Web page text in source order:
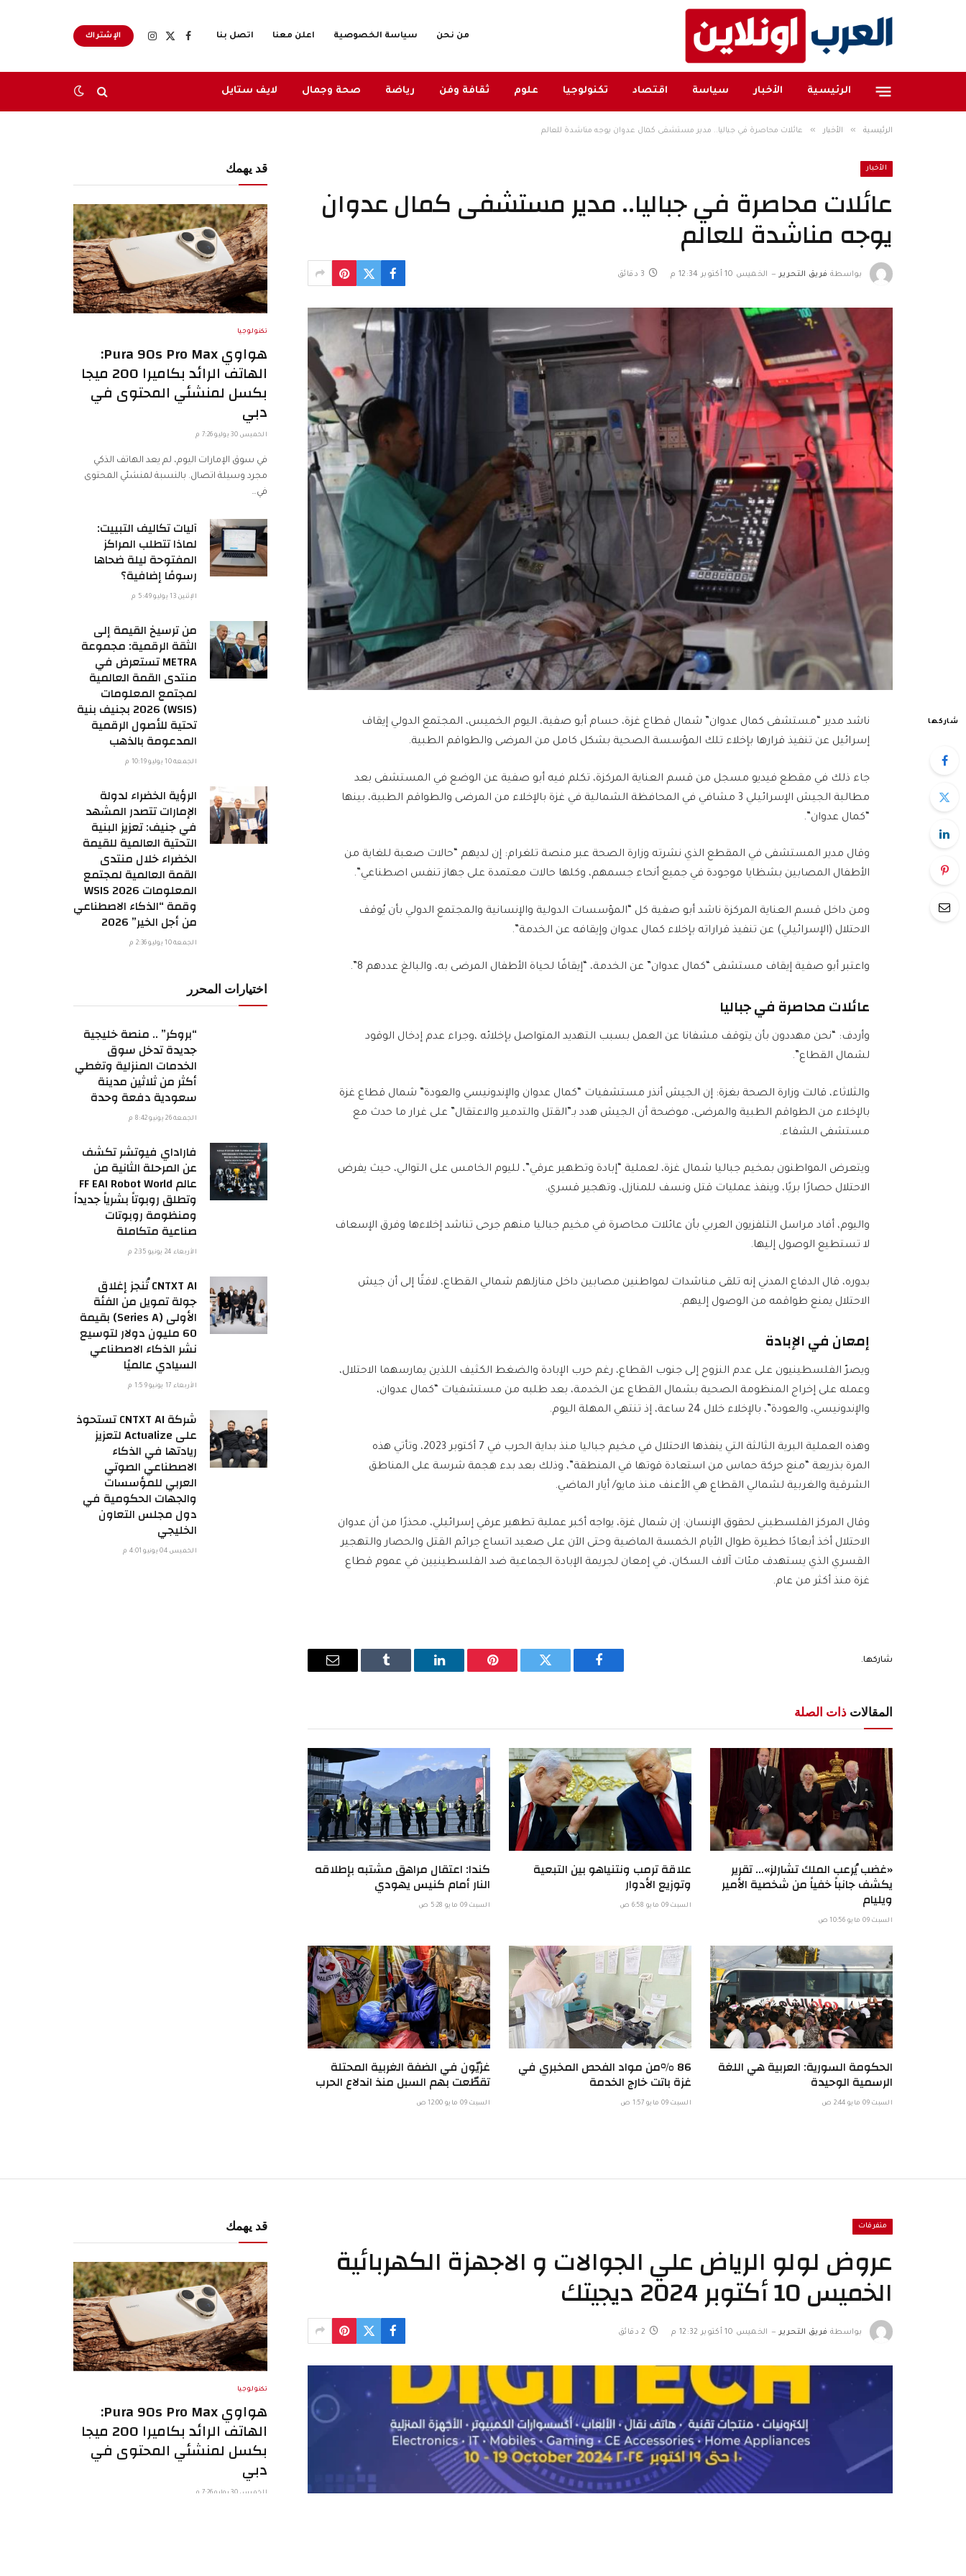
من نحن سياسة الخصوصية اعلن معنا اتصل بنا
فيسبوك
X
الانستغرام
الإشتراك
الرئيسية الأخبار سياسة اقتصاد تكنولوجيا علوم ثقافة وفن رياضة صحة وجمال لايف ستايل
الرئيسية » الأخبار » عائلات محاصرة في جباليا.. مدير مستشفى كمال عدوان يوجه مناشدة للعالم
الأخبار
عائلات محاصرة في جباليا.. مدير مستشفى كمال عدوان
يوجه مناشدة للعالم
بواسطة فريق التحرير الخميس 10 أكتوبر 12:34 م 3 دقائق
شاركها
ناشد مدير “مستشفى كمال عدوان” شمال قطاع غزة، حسام أبو صفية، اليوم الخميس، المجتمع الدولي إيقاف
إسرائيل عن تنفيذ قرارها بإخلاء تلك المؤسسة الصحية بشكل كامل من المرضى والطواقم الطبية.
جاء ذلك في مقطع فيديو مسجل من قسم العناية المركزة، تكلم فيه أبو صفية عن الوضع في المستشفى بعد
مطالبة الجيش الإسرائيلي 3 مشافي في المحافظة الشمالية في غزة بالإخلاء من المرضى والطواقم الطبية، بينها
“كمال عدوان”.
وقال مدير المستشفى في المقطع الذي نشرته وزارة الصحة عبر منصة تلغرام: إن لديهم “حالات صعبة للغاية من
الأطفال المصابين بشظايا موجودة في جميع أنحاء جسمهم، وكلها حالات معتمدة على جهاز تنفس اصطناعي”.
ومن داخل قسم العناية المركزة ناشد أبو صفية كل “المؤسسات الدولية والإنسانية والمجتمع الدولي بأن يُوقف
الاحتلال (الإسرائيلي) عن تنفيذ قراراته بإخلاء كمال عدوان وإيقافه عن الخدمة”.
واعتبر أبو صفية إيقاف مستشفى “كمال عدوان” عن الخدمة، “إيقافًا لحياة الأطفال المرضى به، والبالغ عددهم 8”.
عائلات محاصرة في جباليا
وأردف: “نحن مهددون بأن يتوقف مشفانا عن العمل بسبب التهديد المتواصل بإخلائه ،وجراء عدم إدخال الوقود
لشمال القطاع”.
والثلاثاء، قالت وزارة الصحة بغزة: إن الجيش أنذر مستشفيات “كمال عدوان والإندونيسي والعودة” شمال قطاع غزة
بالإخلاء من الطواقم الطبية والمرضى، موضحة أن الجيش هدد بـ”القتل والتدمير والاعتقال” على غرار ما حدث مع
مستشفى الشفاء.
ويتعرض المواطنون بمخيم جباليا شمال غزة، لعملية “إبادة وتطهير عرقي”، لليوم الخامس على التوالي، حيث يفرض
الاحتلال حصارًا بريًا، وينفذ عمليات قتل ونسف للمنازل، وتهجير قسري.
واليوم، أفاد مراسل التلفزيون العربي بأن عائلات محاصرة في مخيم جباليا منهم جرحى تناشد إخلاءها وفرق الإسعاف
لا تستطيع الوصول إليها.
بدوره، قال الدفاع المدني إنه تلقى مناشدات لمواطنين مصابين داخل منازلهم شمالي القطاع، لافتًا إلى أن جيش
الاحتلال يمنع طواقمه من الوصول إليهم.
إمعان في الإبادة
ويصرّ الفلسطينيون على عدم النزوح إلى جنوب القطاع، رغم حرب الإبادة والضغط الكثيف اللذين يمارسهما الاحتلال،
وعمله على إخراج المنظومة الصحية بشمال القطاع عن الخدمة، بعد طلبه من مستشفيات “كمال عدوان،
والإندونيسي، والعودة”، بالإخلاء خلال 24 ساعة، إذ تنتهي المهلة اليوم.
وهذه العملية البرية الثالثة التي ينفذها الاحتلال في مخيم جباليا منذ بداية الحرب في 7 أكتوبر 2023، وتأتي هذه
المرة بذريعة “منع حركة حماس من استعادة قوتها في المنطقة”، وذلك بعد بدء هجمة شرسة على المناطق
الشرقية والغربية لشمالي القطاع هي الأعنف منذ مايو/ أيار الماضي.
وقال المركز الفلسطيني لحقوق الإنسان: إن شمال غزة، يواجه أكبر عملية تطهير عرقي إسرائيلي، محذرًا من أن عدوان
الاحتلال أخذ أبعادًا خطيرة طوال الأيام الخمسة الماضية وحتى الآن على صعيد اتساع جرائم القتل والحصار والتهجير
القسري الذي يستهدف مئات آلاف السكان، في إمعان لجريمة الإبادة الجماعية ضد الفلسطينيين في عموم قطاع
غزة منذ أكثر من عام.
شاركها.
فيسبوك تويتر بينتيريستلينكدإن Tumblr
البريد
المقالات ذات الصلة
«غضب يُرعب الملك تشارلز»… تقرير
يكشف جانباً خفياً من شخصية الأمير
ويليام
السبت 09 مايو 10:56 ص
علاقة ترمب ونتنياهو بين التبعية
وتوزيع الأدوار
السبت 09 مايو 6:58 ص
كندا: اعتقال مراهق مشتبه بإطلاقه
النار أمام كنيس يهودي
السبت 09 مايو 5:28 ص
الحكومة السورية: العربية هي اللغة
الرسمية الوحيدة
السبت 09 مايو 2:44 ص
86 %من مواد الفحص المخبري في
غزة باتت خارج الخدمة
السبت 09 مايو 1:57 ص
غزيّون في الضفة الغربية المحتلة
تقطّعت بهم السبل منذ اندلاع الحرب
السبت 09 مايو 12:00 ص
قد يهمك
تكنولوجيا
هواوي Pura 90s Pro Max:
الهاتف الرائد بكاميرا 200 ميجا
بكسل لمنشئي المحتوى في
دبي
الخميس 30 يوليو 7:26 م
في سوق الإمارات اليوم، لم يعد الهاتف الذكي
مجرد وسيلة اتصال. بالنسبة لمنشئي المحتوى
في…
آليات تكاليف التبييت:
لماذا تتطلب المراكز
المفتوحة ليلة ضحاها
رسومًا إضافية؟
الإثنين 13 يوليو 5:49 م
من ترسيخ القيمة إلى
الثقة الرقمية: مجموعة
METRA تستعرض في
منتدى القمة العالمية
لمجتمع المعلومات
(WSIS) 2026 بجنيف بنية
تحتية للأصول الرقمية
المدعومة بالذهب
الجمعة 10 يوليو 10:19 م
الرؤية الخضراء لدولة
الإمارات تتصدر المشهد
في جنيف: تعزيز البنية
التحتية العالمية للقيمة
الخضراء خلال منتدى
القمة العالمية لمجتمع
المعلومات WSIS 2026
وقمة “الذكاء الاصطناعي
من أجل الخير” 2026
الجمعة 10 يوليو 2:36 م
اختيارات المحرر
“بروكر” .. منصة خليجية
جديدة تدخل سوق
الخدمات المنزلية وتغطي
أكثر من ثلاثين مدينة
سعودية دفعة وحدة
الجمعة 26 يونيو 8:42 م
فاراداي فيوتشر تكشف
عن المرحلة الثانية من
عالم FF EAI Robot World
وتطلق روبوتاً بشرياً جديداً
ومنظومة روبوتات
صناعية متكاملة
الأربعاء 24 يونيو 2:35 م
CNTXT AI تُنجز إغلاق
جولة تمويل من الفئة
الأولى (Series A) بقيمة
60 مليون دولار لتوسيع
نشر الذكاء الاصطناعي
السيادي عالميًا
الأربعاء 17 يونيو 1:59 م
شركة CNTXT AI تستحوذ
على Actualize لتعزيز
ريادتها في الذكاء
الاصطناعي الصوتي
العربي للمؤسسات
والجهات الحكومية في
دول مجلس التعاون
الخليجي
الخميس 04 يونيو 4:01 م
متفرقات
عروض لولو الرياض علي الجوالات و الاجهزة الكهربائية
الخميس 10 أكتوبر 2024 ديجيتك
بواسطة فريق التحرير الخميس 10 أكتوبر 12:32 م 2 دقائق
قد يهمك
تكنولوجيا
هواوي Pura 90s Pro Max:
الهاتف الرائد بكاميرا 200 ميجا
بكسل لمنشئي المحتوى في
دبي
الخميس 30 يوليو 7:26 م